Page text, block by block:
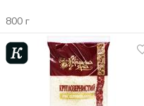
800 г